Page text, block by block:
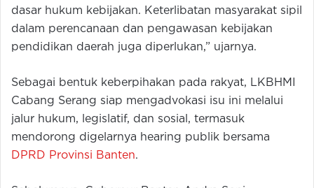
dasar hukum kebijakan. Keterlibatan masyarakat sipil
dalam perencanaan dan pengawasan kebijakan
pendidikan daerah juga diperlukan,” ujarnya.
Sebagai bentuk keberpihakan pada rakyat, LKBHMI
Cabang Serang siap mengadvokasi isu ini melalui
jalur hukum, legislatif, dan sosial, termasuk
mendorong digelarnya hearing publik bersama
DPRD Provinsi Banten.